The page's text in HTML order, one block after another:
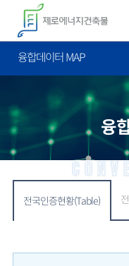
융합데이터 MAP
융
전국인증현황(Table)